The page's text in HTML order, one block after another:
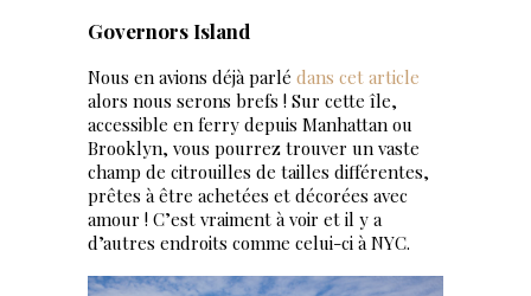
Governors Island
Nous en avions déjà parlé dans cet article
alors nous serons brefs ! Sur cette île,
accessible en ferry depuis Manhattan ou
Brooklyn, vous pourrez trouver un vaste
champ de citrouilles de tailles différentes,
prêtes à être achetées et décorées avec
amour ! C’est vraiment à voir et il y a
d’autres endroits comme celui-ci à NYC.